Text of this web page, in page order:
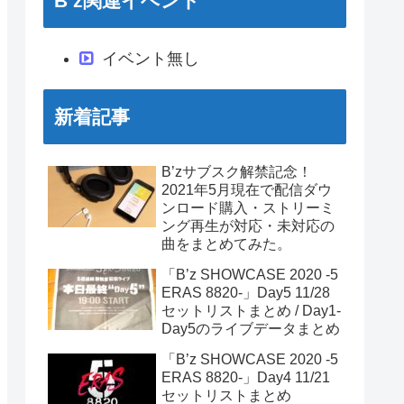
イベント無し
新着記事
B’zサブスク解禁記念！
2021年5月現在で配信ダウ
ンロード購入・ストリーミ
ング再生が対応・未対応の
曲をまとめてみた。
「B’z SHOWCASE 2020 -5
ERAS 8820-」Day5 11/28
セットリストまとめ / Day1-
Day5のライブデータまとめ
「B’z SHOWCASE 2020 -5
ERAS 8820-」Day4 11/21
セットリストまとめ